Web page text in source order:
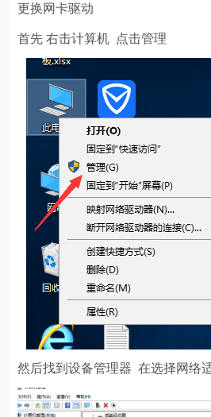
更换网卡驱动
首先 右击计算机 点击管理
然后找到设备管理器 在选择网络